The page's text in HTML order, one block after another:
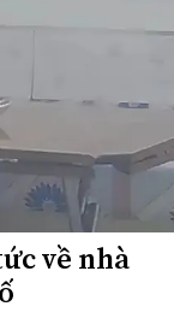
về nhà